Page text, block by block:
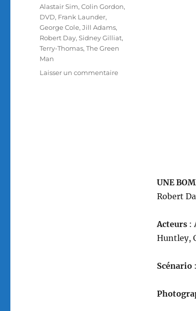
UNE
Robert
Acteurs:
Huntley,
Scénario:
Étiquettes
Alastair Sim,Colin Gordon,
DVD, Frank Launder,
George Cole,Jill Adams,
Robert Day,Sidney Gilliat,
Terry-Thomas,The Green
Man
Laisser un commentairesur